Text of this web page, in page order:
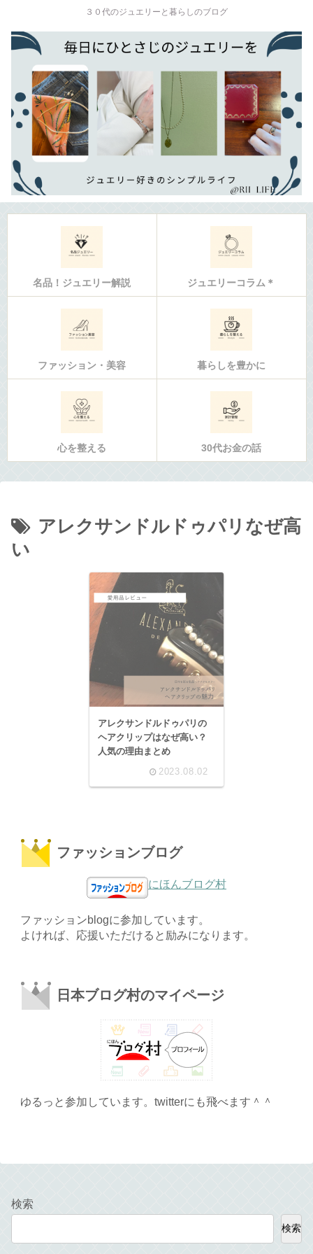
３０代のジュエリーと暮らしのブログ
名品！ジュエリー解説 ジュエリーコラム＊
ファッション・美容 暮らしを豊かに
心を整える 30代お金の話
アレクサンドルドゥパリなぜ高
い
アレクサンドルドゥパリの
ヘアクリップはなぜ高い？
人気の理由まとめ
2023.08.02
ファッションブログ
にほんブログ村
ファッションblogに参加しています。
よければ、応援いただけると励みになります。
日本ブログ村のマイページ
ゆるっと参加しています。twitterにも飛べます＾＾
検索
検索